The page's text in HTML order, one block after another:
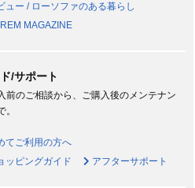
ュー / ローソファのある暮らし
MAGAZINE
/サポート
前のご相談から、ご購入後のメンテナン
。
てご利用の方へ
ッピングガイド
アフターサポート